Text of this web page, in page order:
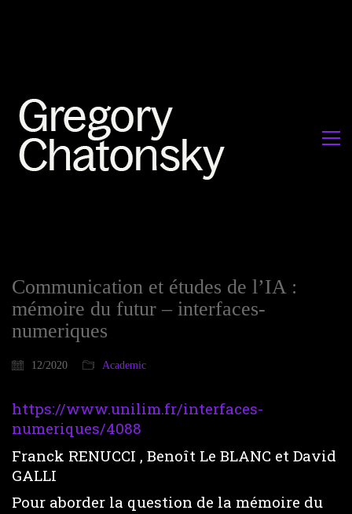
Communication et études de l’IA :
mémoire du futur – interfaces-
numeriques
12/2020 Academic
https://www.unilim.fr/interfaces-
numeriques/4088
Franck RENUCCI , Benoît Le BLANC et David
GALLI
Pour aborder la question de la mémoire du